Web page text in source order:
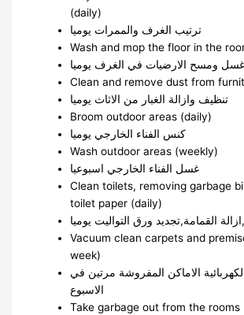
(daily)
ترتيب الغرف والممرات يوميا
Wash and mop the floor in the
غسل ومسح الارضيات في الغرف يوميا
Clean and remove dust from
تنظيف وازالة الغبار من الاثاث يوميا
Broom outdoor areas (daily)
كنس الفناء الخارجي يوميا
Wash outdoor areas (weekly)
غسل الفناء الخارجي اسبوعيا
Clean toilets, removing garbage
toilet paper (daily)
القمامة,تجديد ورق التواليت يوميا
Vacuum clean carpets and
week)
الاماكن المفروشة مرتين في
الاسبوع
Take garbage out from the rooms